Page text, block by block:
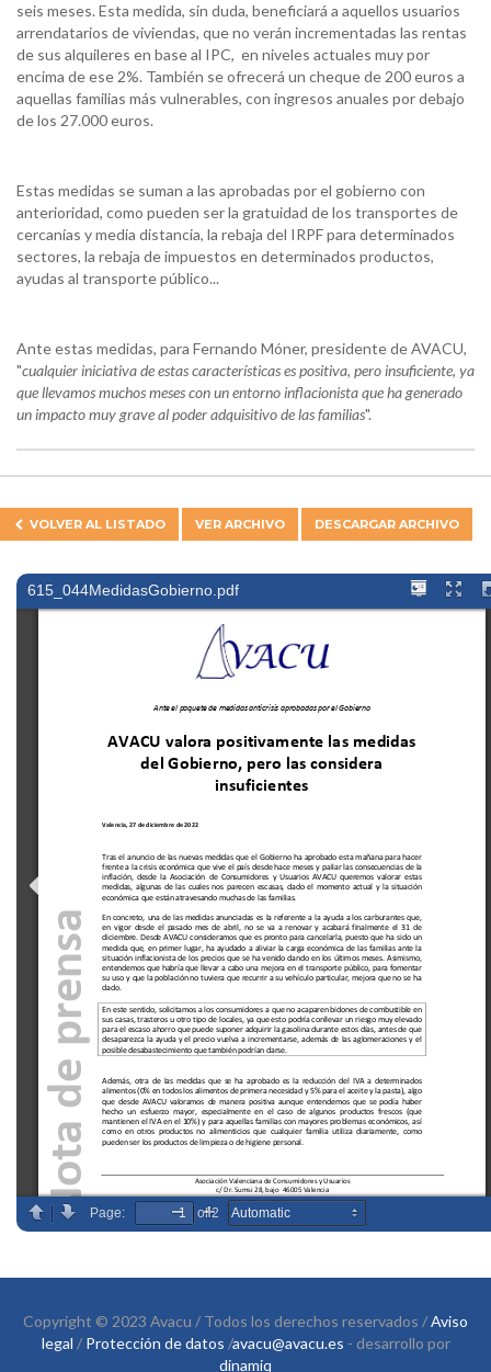
seis meses. Esta medida, sin duda, beneficiará a aquellos usuarios
arrendatarios de viviendas, que no verán incrementadas las rentas
de sus alquileres en base al IPC, en niveles actuales muy por
encima de ese 2%. También se ofrecerá un cheque de 200 euros a
aquellas familias más vulnerables, con ingresos anuales por debajo
de los 27.000 euros.
Estas medidas se suman a las aprobadas por el gobierno con
anterioridad, como pueden ser la gratuidad de los transportes de
cercanías y media distancia, la rebaja del IRPF para determinados
sectores, la rebaja de impuestos en determinados productos,
ayudas al transporte público...
Ante estas medidas, para Fernando Móner, presidente de AVACU,
"cualquier iniciativa de estas características es positiva, pero insuficiente, ya
que llevamos muchos meses con un entorno inflacionista que ha generado
un impacto muy grave al poder adquisitivo de las familias".
VOLVER AL LISTADO VER ARCHIVO DESCARGAR ARCHIVO
Copyright © 2023 Avacu / Todos los derechos reservados /Aviso
legal / Protección de datos /avacu@avacu.es - desarrollo por
dinamiq